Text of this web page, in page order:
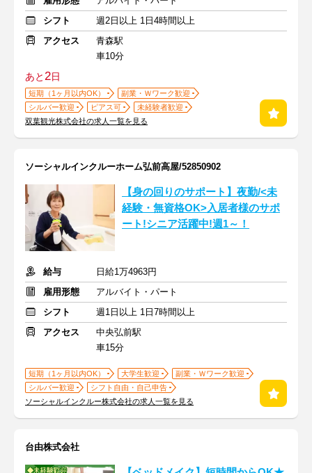
シフト
週2日以上 1日4時間以上
アクセス
青森駅
車10分
あと2日
短期（1ヶ月以内OK）
副業・Ｗワーク歓迎
シルバー歓迎
ピアス可
未経験者歓迎
双葉観光株式会社の求人一覧を見る
ソーシャルインクルーホーム弘前高屋/52850902
【身の回りのサポート】夜勤/<未
経験・無資格OK>入居者様のサポ
ート!シニア活躍中!週1～！
給与
日給1万4963円
雇用形態
アルバイト・パート
シフト
週1日以上 1日7時間以上
アクセス
中央弘前駅
車15分
短期（1ヶ月以内OK） 大学生歓迎
副業・Ｗワーク歓迎
シルバー歓迎
シフト自由・自己申告
ソーシャルインクルー株式会社の求人一覧を見る
台由株式会社